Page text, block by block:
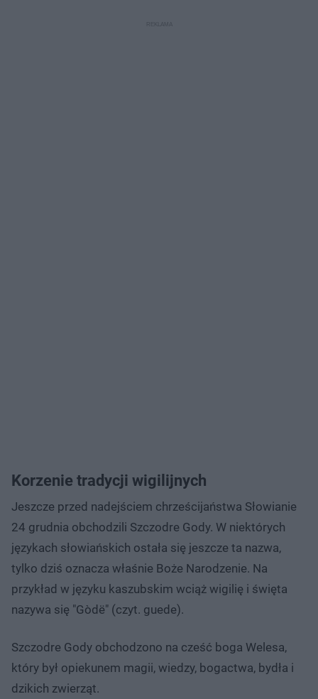
Korzenie tradycji wigilijnych
Jeszcze przed nadejściem chrześcijaństwa Słowianie
24 grudnia obchodzili Szczodre Gody. W niektórych
językach słowiańskich ostała się jeszcze ta nazwa,
tylko dziś oznacza właśnie Boże Narodzenie. Na
przykład w języku kaszubskim wciąż wigilię i święta
nazywa się "Gòdë" (czyt. guede).
Szczodre Gody obchodzono na cześć boga Welesa,
który był opiekunem magii, wiedzy, bogactwa, bydła i
dzikich zwierząt.